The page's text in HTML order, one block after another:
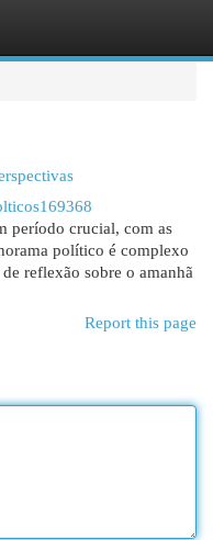
período crucial, com as
político é complexo
reflexão sobre o amanhã
Report this page